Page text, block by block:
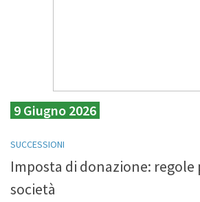
9 Giugno 2026
SUCCESSIONI
Imposta di donazione: regole
società